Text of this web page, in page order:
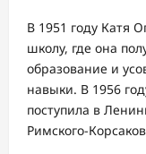
В 1951 году Катя
школу, где она
образование и
навыки. В 1956
поступила в
Римского-